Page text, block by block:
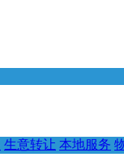
生意转让 本地服务